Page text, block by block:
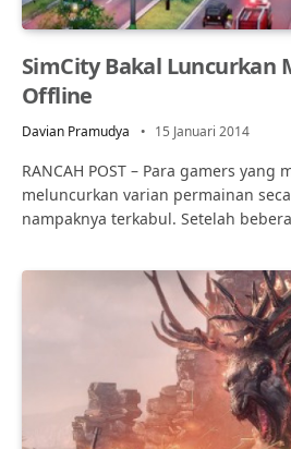
SimCity Bakal Luncurkan
Offline
Davian Pramudya 15 Januari 2014
RANCAH POST – Para gamers
meluncurkan varian permainan
nampaknya terkabul. Setelah